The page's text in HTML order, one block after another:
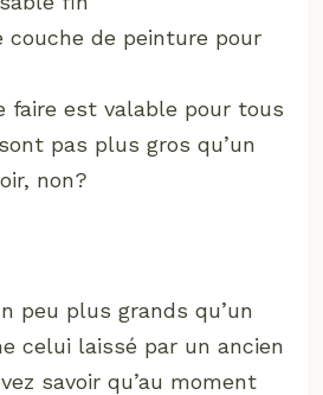
couche de peinture pour
faire est valable pour tous
pas plus gros qu’un
non?
peu plus grands qu’un
celui laissé par un ancien
savoir qu’au moment